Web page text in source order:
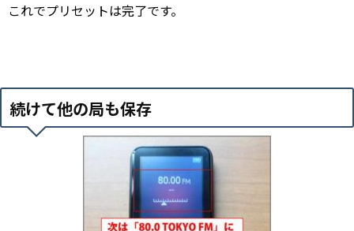
これでプリセットは完了です。
続けて他の局も保存